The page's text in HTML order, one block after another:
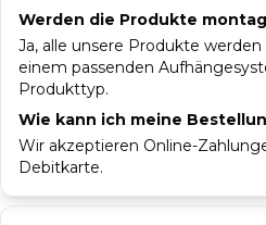
Werden die Produkte
Ja, alle unsere Produkte
einem passenden
Produkttyp.
Wie kann ich meine
Wir akzeptieren Online-
Debitkarte.